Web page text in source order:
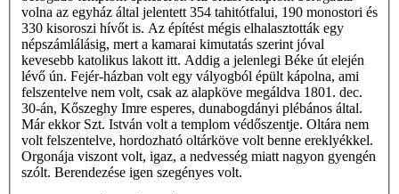
volna az egyház által jelentett 354 tahitótfalui, 190 monostori és
330 kisoroszi hívőt is. Az építést mégis elhalasztották egy
népszámlálásig, mert a kamarai kimutatás szerint jóval
kevesebb katolikus lakott itt. Addig a jelenlegi Béke út elején
lévő ún. Fejér-házban volt egy vályogból épült kápolna, ami
felszentelve nem volt, csak az alapköve megáldva 1801. dec.
30-án, Kőszeghy Imre esperes, dunabogdányi plébános által.
Már ekkor Szt. István volt a templom védőszentje. Oltára nem
volt felszentelve, hordozható oltárköve volt benne ereklyékkel.
Orgonája viszont volt, igaz, a nedvesség miatt nagyon gyengén
szólt. Berendezése igen szegényes volt.